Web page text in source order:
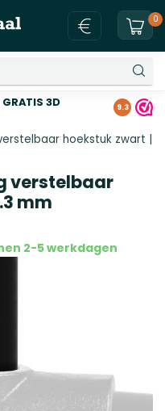
0
GRATIS 3D Gratis
9.3
hoekstuk zwart |
verstelbaar
mm
2-5 werkdagen